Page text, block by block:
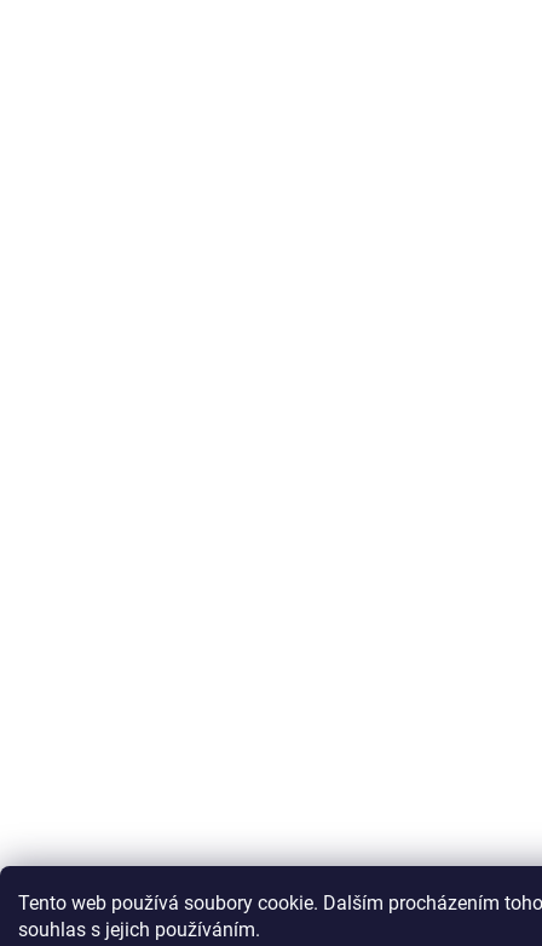
Tento web používá soubory cookie. Dalším procházením
souhlas s jejich používáním.